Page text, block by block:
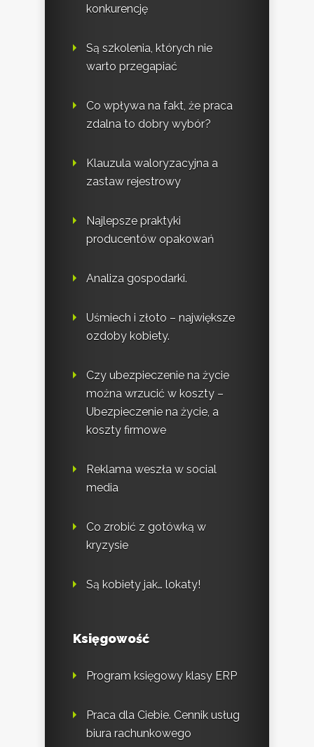
konkurencję
Są szkolenia, których nie
warto przegapiać
Co wpływa na fakt, że praca
zdalna to dobry wybór?
Klauzula waloryzacyjna a
zastaw rejestrowy
Najlepsze praktyki
producentów opakowań
Analiza gospodarki.
Uśmiech i złoto – największe
ozdoby kobiety.
Czy ubezpieczenie na życie
można wrzucić w koszty –
Ubezpieczenie na życie, a
koszty firmowe
Reklama weszła w social
media
Co zrobić z gotówką w
kryzysie
Są kobiety jak… lokaty!
Księgowość
Program księgowy klasy ERP
Praca dla Ciebie. Cennik usług
biura rachunkowego